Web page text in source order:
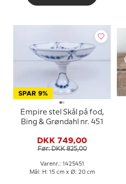
SPAR 9%
Empire stel Skål på fod,
Bing & Grøndahl nr. 451
DKK 749,00
Før: DKK 825,00
Varenr.: 1425451
Mål: H: 15 cm x Ø: 20 cm